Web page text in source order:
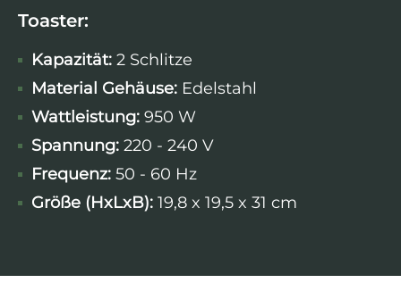
Toaster:
Kapazität: 2 Schlitze
Material Gehäuse: Edelstahl
Wattleistung: 950 W
Spannung: 220 - 240 V
Frequenz: 50 - 60 Hz
Größe (HxLxB): 19,8 x 19,5 x 31 cm